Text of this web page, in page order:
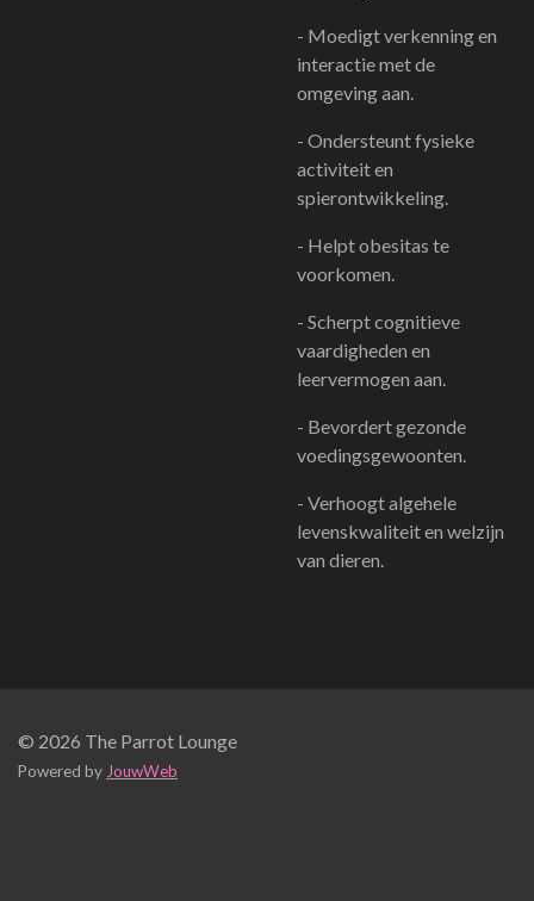
- Moedigt verkenning en
interactie met de
omgeving aan.
- Ondersteunt fysieke
activiteit en
spierontwikkeling.
- Helpt obesitas te
voorkomen.
- Scherpt cognitieve
vaardigheden en
leervermogen aan.
- Bevordert gezonde
voedingsgewoonten.
- Verhoogt algehele
levenskwaliteit en welzijn
van dieren.
© 2026 The Parrot Lounge
Powered by JouwWeb